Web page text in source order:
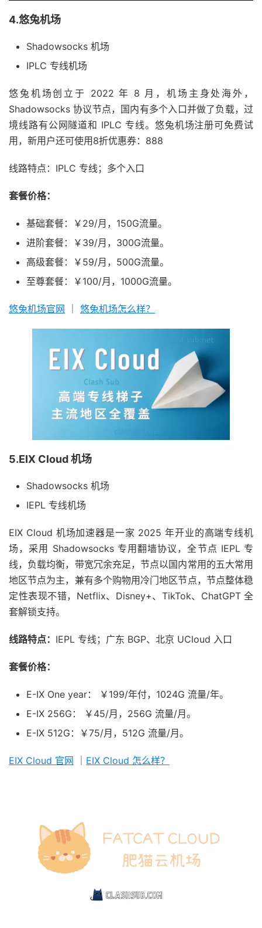
4.悠兔机场
Shadowsocks 机场
IPLC 专线机场
悠兔机场创立于 2022 年 8 月，机场主身处海外，
Shadowsocks 协议节点，国内有多个入口并做了负载，过
境线路有公网隧道和 IPLC 专线。悠兔机场注册可免费试
用，新用户还可使用8折优惠券：888
线路特点：IPLC 专线；多个入口
套餐价格：
基础套餐：￥29/月，150G流量。
进阶套餐：￥39/月，300G流量。
高级套餐：￥59/月，500G流量。
至尊套餐：￥100/月，1000G流量。
悠兔机场官网 悠兔机场怎么样？
5.EIX Cloud 机场
Shadowsocks 机场
IEPL 专线机场
EIX Cloud 机场加速器是一家 2025 年开业的高端专线机
场，采用 Shadowsocks 专用翻墙协议，全节点 IEPL 专
线，负载均衡，带宽冗余充足，节点以国内常用的五大常用
地区节点为主，兼有多个购物用冷门地区节点，节点整体稳
定性表现不错，Netflix、Disney+、TikTok、ChatGPT 全
套解锁支持。
线路特点： IEPL 专线；广东 BGP、北京 UCloud 入口
套餐价格：
E-IX One year： ￥199/年付，1024G 流量/年。
E-IX 256G： ￥45/月，256G 流量/月。
E-IX 512G：￥75/月，512G 流量/月。
EIX Cloud 官网 EIX Cloud 怎么样？